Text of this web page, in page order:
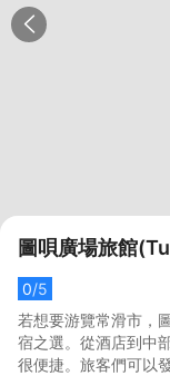
圖唄廣場旅館
0/5
若想要游覽常滑市，
宿之選。從酒店到中
很便捷。旅客們可以